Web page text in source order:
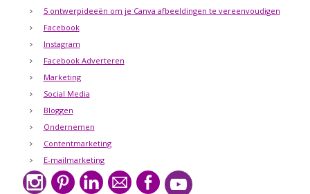
5 ontwerpideeën om je Canva afbeeldingen te vereenvoudigen
Facebook
Instagram
Facebook Adverteren
Marketing
Social Media
Bloggen
Ondernemen
Contentmarketing
E-mailmarketing